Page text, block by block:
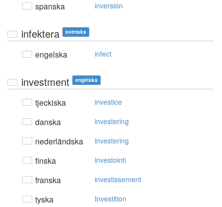
spanska inversión
infektera svenska
engelska infect
investment engelska
tjeckiska investice
danska investering
nederländska investering
finska investointi
franska investissement
tyska Investition